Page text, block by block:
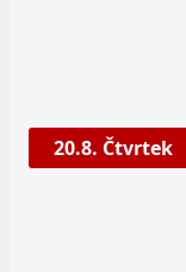
20.8. Čtvrtek